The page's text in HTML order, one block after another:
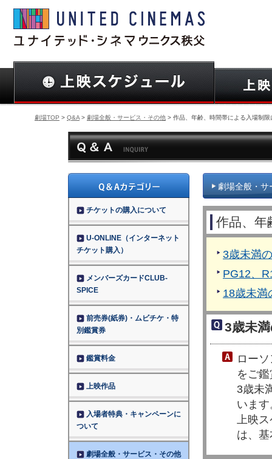
劇場TOP > Q&A > 劇場全般・サービス・その他 > 作品、年齢、時間帯による入場制限
劇場全般・サ
作品、年
3歳未満
PG12、
18歳未満
3歳未
ロー
をご
3歳未
います
上映
は、
チケットの購入について
U-ONLINE（インターネット
チケット購入）
メンバーズカードCLUB-
SPICE
前売券(紙券)・ムビチケ・特
別鑑賞券
鑑賞料金
上映作品
入場者特典・キャンペーンに
ついて
劇場全般・サービス・その他